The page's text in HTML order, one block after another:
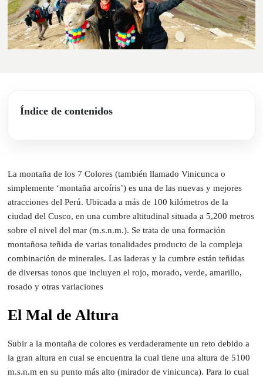
Índice de contenidos
La montaña de los 7 Colores (también llamado Vinicunca o
simplemente ‘montaña arcoíris’) es una de las nuevas y mejores
atracciones del Perú. Ubicada a más de 100 kilómetros de la
ciudad del Cusco, en una cumbre altitudinal situada a 5,200 metros
sobre el nivel del mar (m.s.n.m.). Se trata de una formación
montañosa teñida de varias tonalidades producto de la compleja
combinación de minerales. Las laderas y la cumbre están teñidas
de diversas tonos que incluyen el rojo, morado, verde, amarillo,
rosado y otras variaciones
El Mal de Altura
Subir a la montaña de colores es verdaderamente un reto debido a
la gran altura en cual se encuentra la cual tiene una altura de 5100
m.s.n.m en su punto más alto (mirador de vinicunca). Para lo cual